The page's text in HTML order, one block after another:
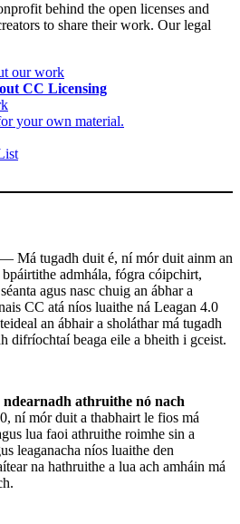
behind the open licenses and
to share their work. Our legal
our work
CC Licensing
your own material.
— Má tugadh duit é, ní mór duit ainm an
admhála, fógra cóipchirt,
agus nasc chuig an ábhar a
CC atá níos luaithe ná Leagan 4.0
an ábhair a sholáthar má tugadh
difríochtaí beaga eile a bheith i gceist.
athruithe nó nach
ní mór duit a thabhairt le fios má
lua faoi athruithe roimhe sin a
leaganacha níos luaithe den
na hathruithe a lua ach amháin má